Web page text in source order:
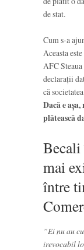
de stat.
Cum s-a
Aceasta
AFC
declarații
că
Dacă e
plătească
mai
între
”Ei nu au
irevocabil